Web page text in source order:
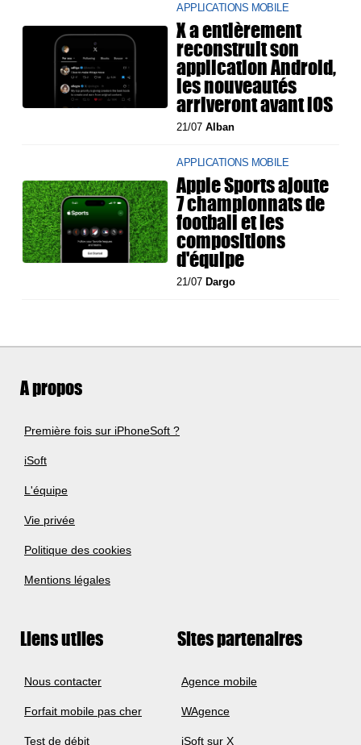
APPLICATIONS MOBILE
X a entièrement
reconstruit son
application Android,
les nouveautés
arriveront avant iOS
21/07Alban
APPLICATIONS MOBILE
Apple Sports ajoute
7 championnats de
football et les
compositions
d'équipe
21/07Dargo
A propos
Première fois sur iPhoneSoft ?
iSoft
L'équipe
Vie privée
Politique des cookies
Mentions légales
Liens utiles
Nous contacter
Forfait mobile pas cher
Test de débit
Sites partenaires
Agence mobile
WAgence
iSoft sur X